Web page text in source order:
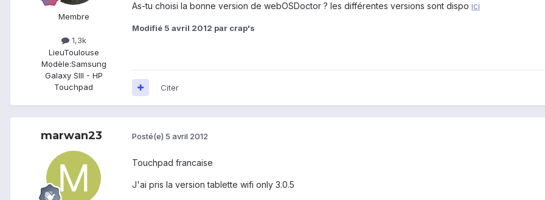
Membre
1,3k
LieuToulouse
Modèle:Samsung
Galaxy SIII - HP
Touchpad
As-tu choisi la bonne version de webOSDoctor ? les différentes versions sont dispo ici
Modifié 5 avril 2012 par crap's
Citer
marwan23 Posté(e) 5 avril 2012
Touchpad francaise
J'ai pris la version tablette wifi only 3.0.5